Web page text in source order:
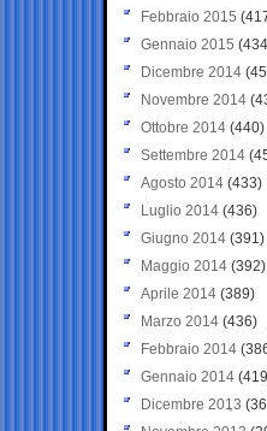
Febbraio 2015
Gennaio 2015
Dicembre 2014
Novembre 2014
Ottobre 2014 (440)
Settembre 2014
Agosto 2014 (433)
Luglio 2014 (436)
Giugno 2014 (391)
Maggio 2014 (392)
Aprile 2014 (389)
Marzo 2014 (436)
Febbraio 2014
Gennaio 2014
Dicembre 2013